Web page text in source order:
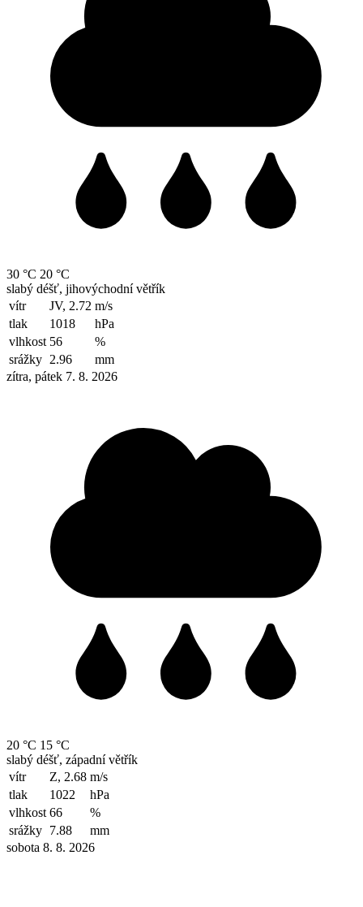
30 °C 20 °C
slabý déšť, jihovýchodní větřík
vítr
JV, 2.72 m/s
tlak
1018
hPa
vlhkost 56
%
srážky 2.96
mm
zítra, pátek 7. 8. 2026
20 °C 15 °C
slabý déšť, západní větřík
vítr
Z, 2.68 m/s
tlak
1022
hPa
vlhkost 66
%
srážky 7.88
mm
sobota 8. 8. 2026